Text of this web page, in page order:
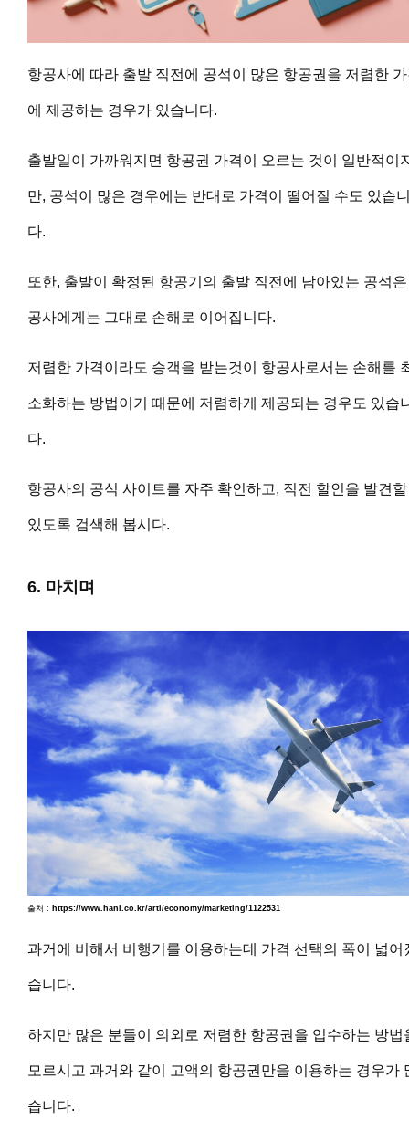
항공사에 따라 출발 직전에 공석이 많은 항공권을 저렴한
에 제공하는 경우가 있습니다.
출발일이 가까워지면 항공권 가격이 오르는 것이 일반적이
만, 공석이 많은 경우에는 반대로 가격이 떨어질 수도 있습
다.
또한, 출발이 확정된 항공기의 출발 직전에 남아있는 공석
공사에게는 그대로 손해로 이어집니다.
저렴한 가격이라도 승객을 받는것이 항공사로서는 손해를
소화하는 방법이기 때문에 저렴하게 제공되는 경우도 있습
다.
항공사의 공식 사이트를 자주 확인하고, 직전 할인을 발견
있도록 검색해 봅시다.
6. 마치며
출처 : https://www.hani.co.kr/arti/economy/marketing/1122531
과거에 비해서 비행기를 이용하는데 가격 선택의 폭이 넓어
습니다.
하지만 많은 분들이 의외로 저렴한 항공권을 입수하는 방법
모르시고 과거와 같이 고액의 항공권만을 이용하는 경우가
습니다.